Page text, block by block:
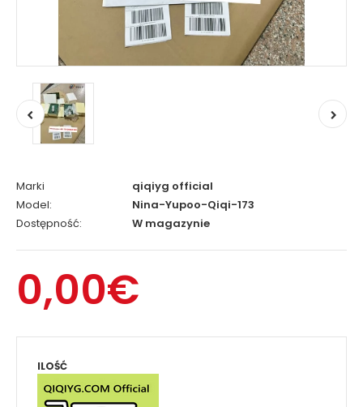
Marki
qiqiyg official
Model:
Nina-Yupoo-Qiqi-173
Dostępność:
W magazynie
0,00€
ILOŚĆ